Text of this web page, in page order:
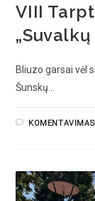
VIII
Bliuzo garsai vėl
Šunskų…